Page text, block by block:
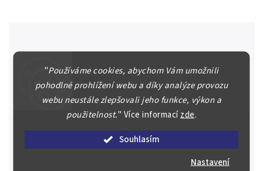
"Používáme cookies, abychom Vám umožnili
pohodlné prohlížení webu a díky analýze provozu
webu neustále zlepšovali jeho funkce, výkon a
použitelnost." Více informacízde.
Souhlasím
Nastavení
Špičkové služby za nejlepší ceny
Náš kolektiv specialistů a znalců se Vám bude plně věnovat.
Posoudíme kvalitu a pravost Vašeho materiálu, prodáme v naší
aukci nebo Vám poradíme kam investovat.
Jsme zde pro Vás nepřetržitě již od roku 2000